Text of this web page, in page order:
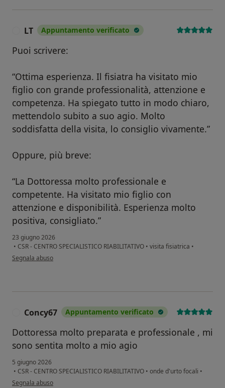
LT Appuntamento verificato
Puoi scrivere:
“Ottima esperienza. Il fisiatra ha visitato mio
figlio con grande professionalità, attenzione e
competenza. Ha spiegato tutto in modo chiaro,
mettendolo subito a suo agio. Molto
soddisfatta della visita, lo consiglio vivamente.”
Oppure, più breve:
“La Dottoressa molto professionale e
competente. Ha visitato mio figlio con
attenzione e disponibilità. Esperienza molto
positiva, consigliato.”
23 giugno 2026
• CSR - CENTRO SPECIALISTICO RIABILITATIVO • visita fisiatrica •
secondo l'opinione dell'utente LT
Segnala abuso
Concy67 Appuntamento verificato
Dottoressa molto preparata e professionale , mi
sono sentita molto a mio agio
5 giugno 2026
• CSR - CENTRO SPECIALISTICO RIABILITATIVO • onde d'urto focali •
secondo l'opinione dell'utente Concy67
Segnala abuso